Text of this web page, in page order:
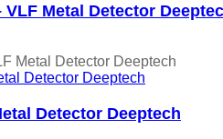
VLF Metal Detector
Metal Detector Deeptech
Detector Deeptech